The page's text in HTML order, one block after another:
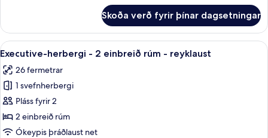
(68.8
sqm)
svíta
2
rúm
(68.8
sqm)
Skoða verð fyrir þínar dagsetningar
Skoða
allar
myndir
fyrir
Executive-
herbergi
-
Executive-herbergi - 2 einbreið
27
Executive-herbergi - 2 einbreið rúm - reyklaust
26 fermetrar
1 svefnherbergi
Pláss fyrir 2
2 einbreið rúm
Ókeypis þráðlaust net